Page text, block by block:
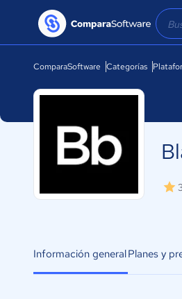
ComparaSoftware Categorías
Información generalPlanes y